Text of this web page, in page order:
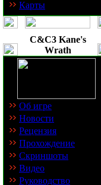
Карты
C&C3 Kane's
Wrath
Об игре
Новости
Рецензия
Прохождение
Скриншоты
Видео
Руководство